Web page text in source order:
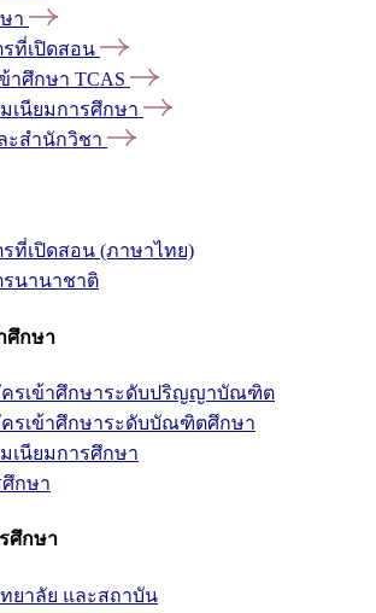
า
ที่เปิดสอน
าศึกษา TCAS
เนียมการศึกษา
สำนักวิชา
ที่เปิดสอน (ภาษาไทย)
นานาชาติ
ศึกษา
ครเข้าศึกษาระดับปริญญาบัณฑิต
รเข้าศึกษาระดับบัณฑิตศึกษา
เนียมการศึกษา
กษา
ศึกษา
ยาลัย และสถาบัน